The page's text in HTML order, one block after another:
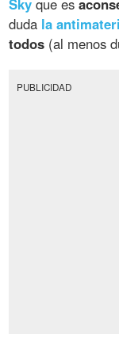
Sky que es
duda la
todos (al menos
PUBLICIDAD